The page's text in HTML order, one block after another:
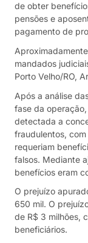
de obter
pensões e
pagamento de
mandados
Porto Velho/RO,
Após a análise
fase da
detectada a
fraudulentos,
requeriam
falsos. Mediante
benefícios eram
O prejuízo
650 mil. O
de R$ 3 milhões,
beneficiários.